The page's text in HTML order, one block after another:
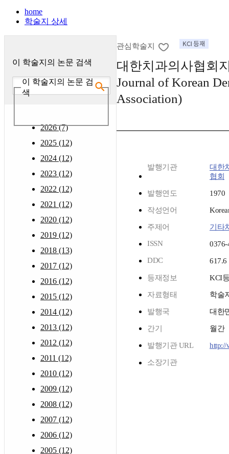
home
학술지 상세
이 학술지의 논문 검색
이 학술지의 논문 검
색
2026 (7)
2025 (12)
2024 (12)
2023 (12)
2022 (12)
2021 (12)
2020 (12)
2019 (12)
2018 (13)
2017 (12)
2016 (12)
2015 (12)
2014 (12)
2013 (12)
2012 (12)
2011 (12)
2010 (12)
2009 (12)
2008 (12)
2007 (12)
2006 (12)
2005 (12)
관심학술지
대한치과의사협회
Journal of Korean
Association)
발행기관
대한
협회
발행연도 1970
작성언어
주제어
기타
ISSN
0376-
DDC
617.6
등재정보 KCI
자료형태 학술
발행국 대한
간기 월간
발행기관 URL http://
소장기관